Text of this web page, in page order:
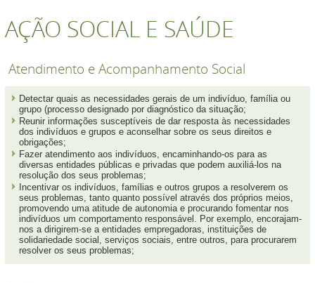
AÇÃO SOCIAL E SAÚDE
Atendimento e Acompanhamento Social
Detectar quais as necessidades gerais de um indivíduo, família ou
grupo (processo designado por diagnóstico da situação;
Reunir informações susceptíveis de dar resposta às necessidades
dos indivíduos e grupos e aconselhar sobre os seus direitos e
obrigações;
Fazer atendimento aos indivíduos, encaminhando-os para as
diversas entidades públicas e privadas que podem auxiliá-los na
resolução dos seus problemas;
Incentivar os indivíduos, famílias e outros grupos a resolverem os
seus problemas, tanto quanto possível através dos próprios meios,
promovendo uma atitude de autonomia e procurando fomentar nos
indivíduos um comportamento responsável. Por exemplo, encorajam-
nos a dirigirem-se a entidades empregadoras, instituições de
solidariedade social, serviços sociais, entre outros, para procurarem
resolver os seus problemas;